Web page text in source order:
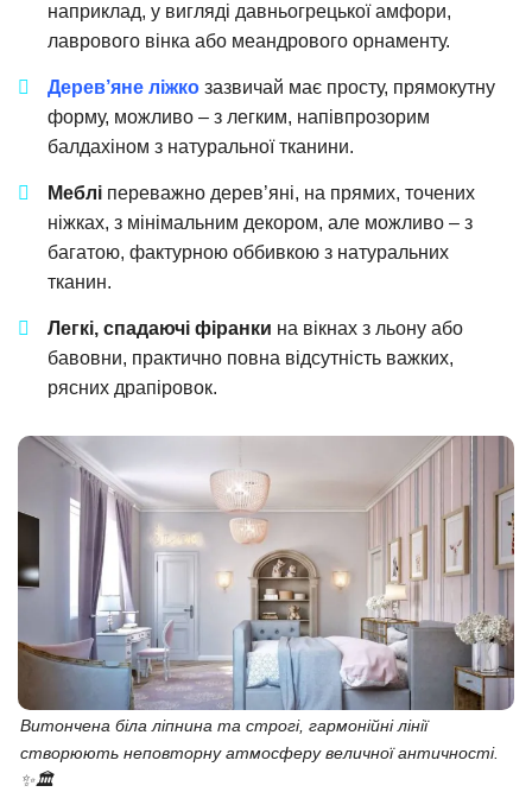
наприклад, у вигляді давньогрецької амфори,
лаврового вінка або меандрового орнаменту.
Дерев’яне ліжко зазвичай має просту, прямокутну
форму, можливо – з легким, напівпрозорим
балдахіном з натуральної тканини.
Меблі переважно дерев’яні, на прямих, точених
ніжках, з мінімальним декором, але можливо – з
багатою, фактурною оббивкою з натуральних
тканин.
Легкі, спадаючі фіранки на вікнах з льону або
бавовни, практично повна відсутність важких,
рясних драпіровок.
Витончена біла ліпнина та строгі, гармонійні лінії
створюють неповторну атмосферу величної античності.
✨🏛️